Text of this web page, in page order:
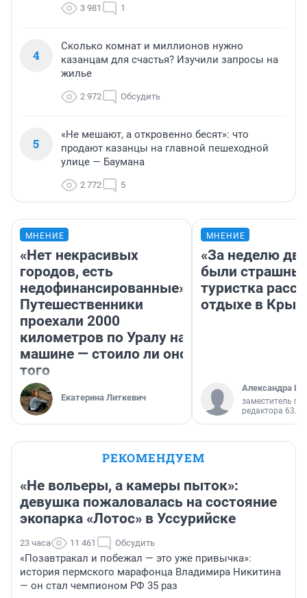
3 981 1
4
Сколько комнат и миллионов нужно
казанцам для счастья? Изучили запросы на
жилье
2 972 Обсудить
5
«Не мешают, а откровенно бесят»: что
продают казанцы на главной пешеходной
улице — Баумана
2 772 5
МНЕНИЕ
«Нет некрасивых
городов, есть
недофинансированные».
Путешественники
проехали 2000
километров по Уралу на
машине — стоило ли оно
того
Екатерина Литкевич
МНЕНИЕ
«За неделю
были
туристка
отдыхе в
Александра
заместитель
редактора 63.RU
РЕКОМЕНДУЕМ
«Не вольеры, а камеры пыток»:
девушка пожаловалась на состояние
экопарка «Лотос» в Уссурийске
23 часа 11 461 Обсудить
«Позавтракал и побежал — это уже привычка»:
история пермского марафонца Владимира Никитина
— он стал чемпионом РФ 35 раз